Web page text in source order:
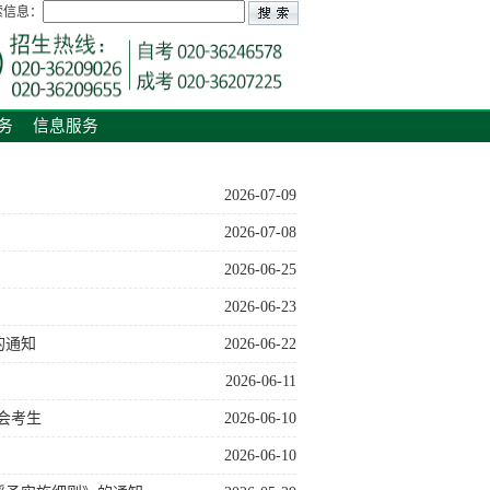
息：
信息服务
2026-07-09
2026-07-08
2026-06-25
2026-06-23
通知 2026-06-22
2026-06-11
考生 2026-06-10
2026-06-10